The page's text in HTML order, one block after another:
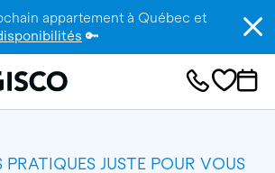
appartement à Québec et
🔑
PRATIQUES JUSTE POUR VOUS